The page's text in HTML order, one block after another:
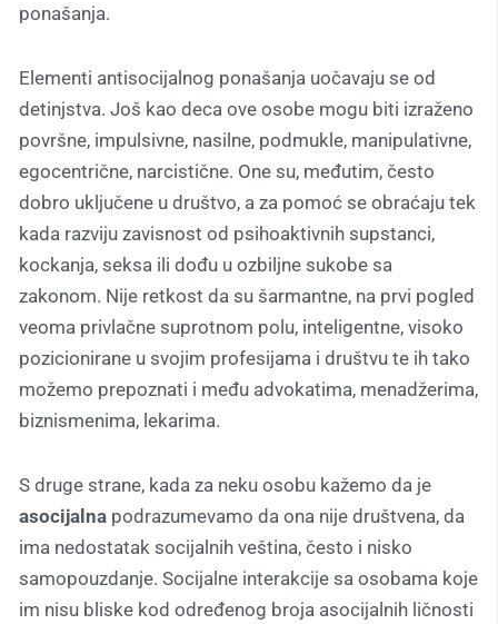
ponašanja.
Elementi antisocijalnog ponašanja uočavaju se od
detinjstva. Još kao deca ove osobe mogu biti izraženo
površne, impulsivne, nasilne, podmukle, manipulativne,
egocentrične, narcistične. One su, međutim, često
dobro uključene u društvo, a za pomoć se obraćaju tek
kada razviju zavisnost od psihoaktivnih supstanci,
kockanja, seksa ili dođu u ozbiljne sukobe sa
zakonom. Nije retkost da su šarmantne, na prvi pogled
veoma privlačne suprotnom polu, inteligentne, visoko
pozicionirane u svojim profesijama i društvu te ih tako
možemo prepoznati i među advokatima, menadžerima,
biznismenima, lekarima.
S druge strane, kada za neku osobu kažemo da je
asocijalna podrazumevamo da ona nije društvena, da
ima nedostatak socijalnih veština, često i nisko
samopouzdanje. Socijalne interakcije sa osobama koje
im nisu bliske kod određenog broja asocijalnih ličnosti